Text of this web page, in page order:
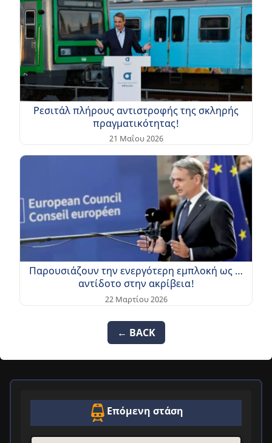
Ρεσιτάλ πλήρους αντιστροφής της σκληρής
πραγματικότητας!
21 Μαΐου 2026
Παρουσιάζουν την ενεργότερη εμπλοκή ως …
αντίδοτο στην ακρίβεια!
22 Μαρτίου 2026
← BACK
Επόμενη στάση